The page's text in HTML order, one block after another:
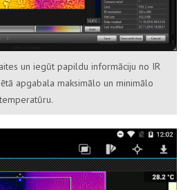
un iegūt papildu informāciju no IR
apgabala maksimālo un minimālo
temperatūru.